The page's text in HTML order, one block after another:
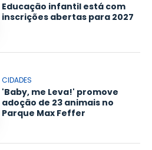
Educação infantil está com
inscrições abertas para 2027
CIDADES
'Baby, me Leva!' promove
adoção de 23 animais no
Parque Max Feffer